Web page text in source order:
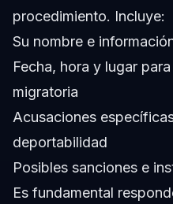
procedimiento. Incluye:
Su nombre e
Fecha, hora y lugar
migratoria
Acusaciones
deportabilidad
Posibles sanciones e
Es fundamental